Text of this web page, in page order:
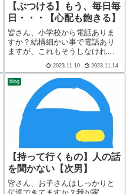
【ぶつける】もう、毎日毎
日・・・【心配も飽きる】
皆さん、小学校から電話ありま
すか？結構細かい事で電話あり
ますが、これもそうしなければ
皆さん、子育てしてますかー！
ブログ ショート バージョン
（blog short ver）こんばんわ、
迷答座布団ブログの運営をし
2023.11.10 2023.11.14
blog
【持って行くもの】人の話
を聞かない【次男】
皆さん、お子さんはしっかりと